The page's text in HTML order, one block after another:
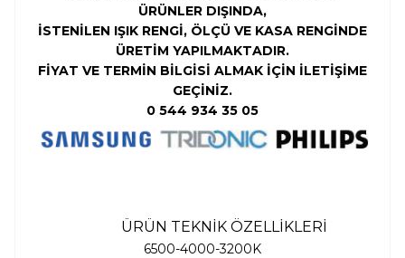
ÜRÜNLER DIŞINDA,
İSTENİLEN IŞIK RENGİ, ÖLÇÜ VE KASA RENGİNDE
ÜRETİM YAPILMAKTADIR.
FİYAT VE TERMİN BİLGİSİ ALMAK İÇİN İLETİŞİME
GEÇİNİZ.
0 544 934 35 05
ÜRÜN TEKNİK ÖZELLİKLERİ
6500-4000-3200K